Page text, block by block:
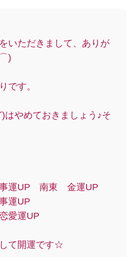
いただきまして、ありが
です。
はやめておきましょう♪そ
運UP 南東 金運UP
運UP
愛運UP
て開運です☆